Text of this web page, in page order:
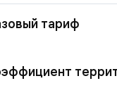
тариф